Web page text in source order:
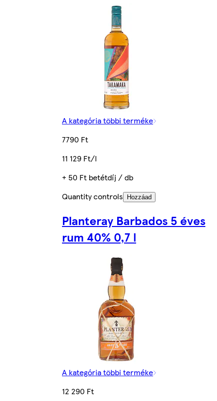
A kategória többi terméke
7790 Ft
11 129 Ft/l
+ 50 Ft betétdíj / db
Quantity controls
Hozzáad
Planteray Barbados 5 éves
rum 40% 0,7 l
A kategória többi terméke
12 290 Ft